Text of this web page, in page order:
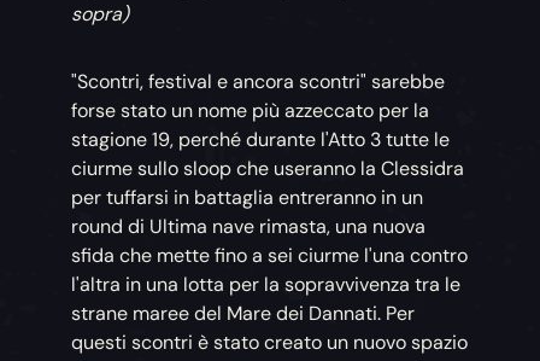
sopra)
"Scontri, festival e ancora scontri" sarebbe
forse stato un nome più azzeccato per la
stagione 19, perché durante l'Atto 3 tutte le
ciurme sullo sloop che useranno la Clessidra
per tuffarsi in battaglia entreranno in un
round di Ultima nave rimasta, una nuova
sfida che mette fino a sei ciurme l'una contro
l'altra in una lotta per la sopravvivenza tra le
strane maree del Mare dei Dannati. Per
questi scontri è stato creato un nuovo spazio